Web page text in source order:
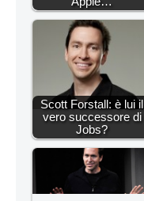
Scott Forstall: è lui il
vero successore di
Jobs?